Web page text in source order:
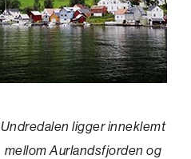
Undredalen ligger inneklemt
mellom Aurlandsfjorden og